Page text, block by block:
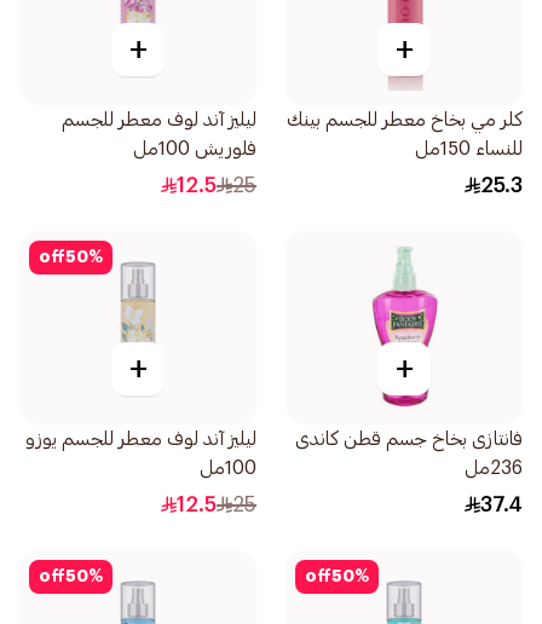
+
كلر مي بخاخ معطر للجسم بينك
للنساء 150مل
25.3
+
ليليز آند لوف معطر للجسم
فلوريش 100مل
25
12.5
+
فانتازى بخاخ جسم قطن كاندى
236مل
37.4
50%
off
+
ليليز آند لوف معطر للجسم يوزو
100مل
25
12.5
50%
off
50%
off